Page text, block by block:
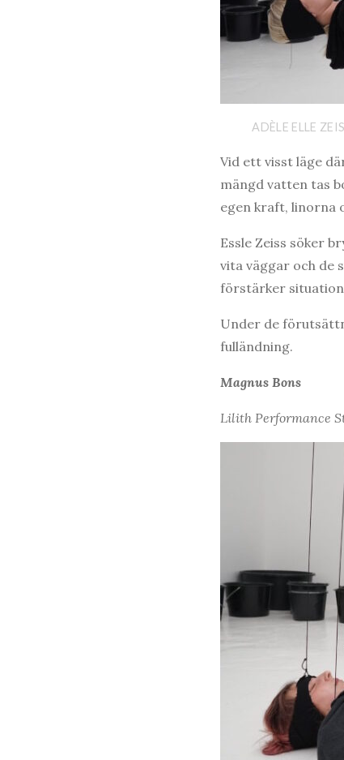
ADÈLE ELLE
Vid ett visst läge
mängd vatten tas
egen kraft, linorna
Essle Zeiss söker
vita väggar och de
förstärker
Under de
fulländning.
Magnus Bons
Lilith Performance